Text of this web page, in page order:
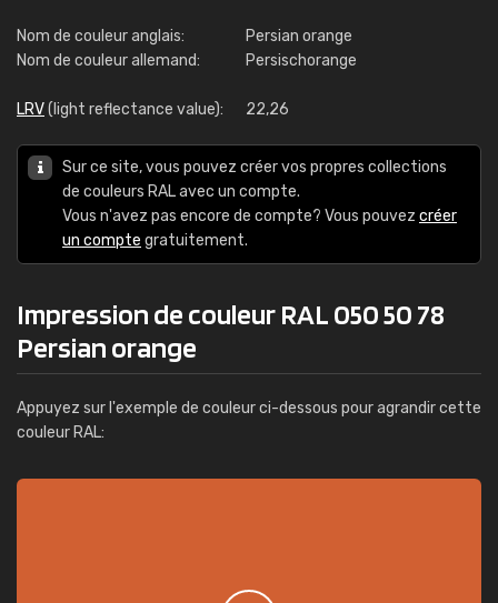
Nom de couleur anglais:
Persian orange
Nom de couleur allemand:
Persischorange
LRV(light reflectance value): 22,26
Sur ce site, vous pouvez créer vos propres collections
de couleurs RAL avec un compte.
Vous n'avez pas encore de compte? Vous pouvez créer
un compte gratuitement.
Impression de couleur RAL 050 50 78
Persian orange
Appuyez sur l'exemple de couleur ci-dessous pour agrandir cette
couleur RAL: